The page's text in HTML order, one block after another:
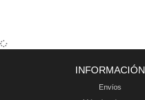
INFORMACIÓN
Envíos